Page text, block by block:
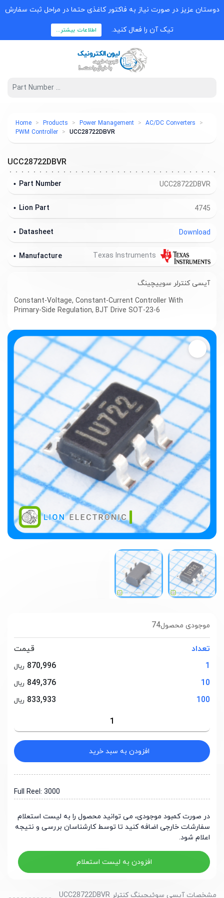
دوستان عزیز در صورت نیاز به فاکتور کاغذی حتما در مراحل ثبت سفارش
تیک آن را فعال کنید. اطلاعات بیشتر...
Home Products Power Management
AC/DC Converters
PWM Controller
UCC28722DBVR
74موجودی محصول
تعداد
قیمت
1
870,996 ریال
10
849,376 ریال
100
833,933 ریال
افزودن به سبد خرید
Full Reel: 3000
در صورت کمبود موجودی، می توانید محصول را به لیست استعلام
سفارشات خارجی اضافه کنید تا توسط کارشناسان بررسی و نتیجه
اعلام شود.
افزودن به لیست استعلام
UCC28722DBVR
UCC28722DBVR
Part Number
4745
Lion Part
Download
Datasheet
Manufacture
آیسی کنترلر سوییچینگ
Constant-Voltage, Constant-Current Controller With
Primary-Side Regulation, BJT Drive SOT-23-6
مشخصات آیسی سوئیچینگ کنترلر UCC28722DBVR